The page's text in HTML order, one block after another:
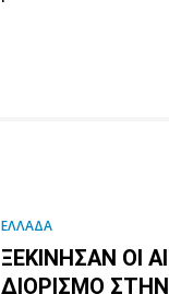
ΕΛΛΑΔΑ
ΞΕΚΊΝΗΣΑΝ ΟΙ
ΔΙΟΡΙΣΜΌ